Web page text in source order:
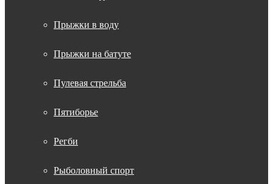
Прыжки в воду
Прыжки на батуте
Пулевая стрельба
Пятиборье
Регби
Рыболовный спорт